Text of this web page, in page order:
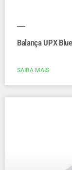
Balança UPX
SAIBA MAIS